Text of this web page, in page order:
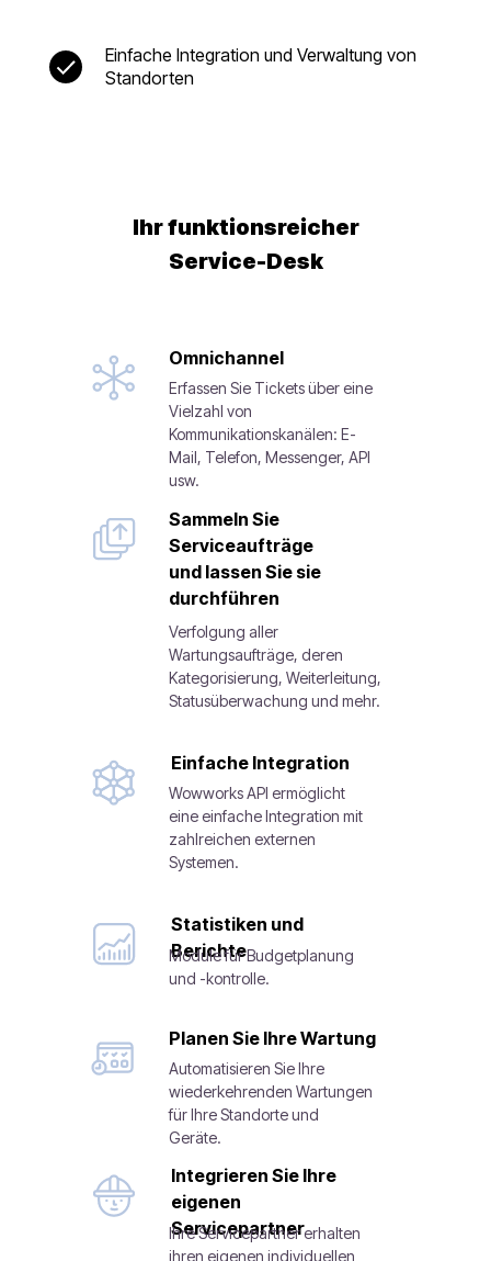
Einfache Integration und Verwaltung von
Standorten
Ihr funktionsreicher
Service-Desk
Omnichannel
Erfassen Sie Tickets über eine
Vielzahl von
Kommunikationskanälen: E-
Mail, Telefon, Messenger, API
usw.
Statistiken und
Berichte
Module für Budgetplanung
und -kontrolle.
Einfache Integration
Wowworks API ermöglicht
eine einfache Integration mit
zahlreichen externen
Systemen.
Sammeln Sie
Serviceaufträge
und lassen Sie sie
durchführen
Verfolgung aller
Wartungsaufträge, deren
Kategorisierung, Weiterleitung,
Statusüberwachung und mehr.
Planen Sie Ihre Wartung
Automatisieren Sie Ihre
wiederkehrenden Wartungen
für Ihre Standorte und
Geräte.
Integrieren Sie Ihre
eigenen
Servicepartner
Ihre Servicepartner erhalten
ihren eigenen individuellen